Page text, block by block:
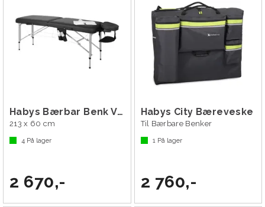
Habys Bærbar Benk Vera 60
213 x 60 cm
4 På lager
2 670,-
Habys City Bæreveske
Til Bærbare Benker
1På lager
2 760,-